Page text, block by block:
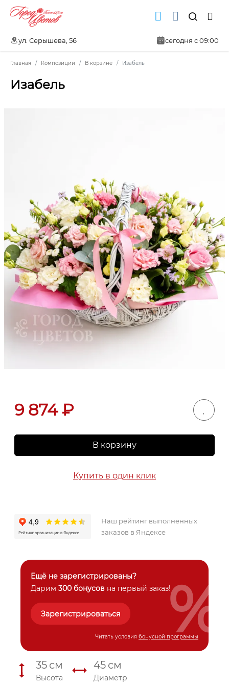
ул. Серышева, 56 сегодня с 09:00
Главная Композиции В корзине Изабель
Изабель
9 874₽
В корзину
Купить в один клик
Наш рейтинг выполненных
заказов в Яндексе
Ещё не зарегистрированы?
Дарим 300 бонусов на первый заказ!
Зарегистрироваться
Читать условия бонусной программы
%
35 см
Высота
45 см
Диаметр